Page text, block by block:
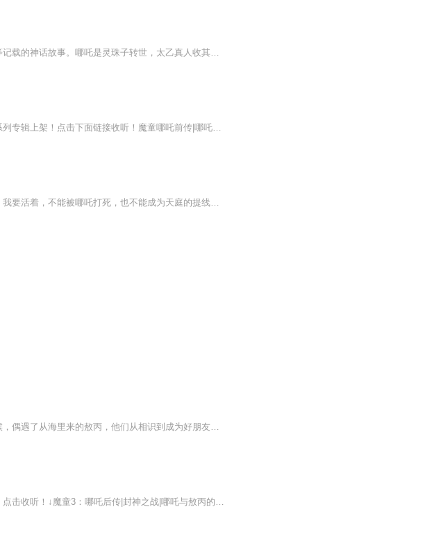
《哪吒闹海》是取自明代神魔小说《封神演义》、《西游记》等记载的神话故事。哪吒是灵珠子转世，太乙真人收其为徒。在对抗龙族激战中打死了龙王三太子敖丙。后来为了不连累父母，他以死谢罪。 后哪吒得太乙真人相助，以莲花重塑身躯。主角哪吒天真勇敢和...
一场天劫意外将哪吒和敖丙送入异世界，新的冒险开始了哪吒系列专辑上架！点击下面链接收听！魔童哪吒前传|哪吒VS敖丙|灵珠与魔丸的来历魔童3：哪吒后传|封神之战|哪吒与敖丙的反抗魔童哪吒4：后封神时代|哪吒与敖丙新的危机哪吒上学记|哪吒大闹天宫小学敖...
【作品介绍】穿越初生的敖丙，不一样的龙族，不一样的洪荒。我要活着，不能被哪吒打死，也不能成为天庭的提线木偶。必须苟，只有苟才是王道！【作者】渭颉宏途【购买须知】1、本作品为付费有声书，前111集为免费试听，购买成功后，即可收听，可下载重复收...
【故事大纲】阳光明媚的陈塘关，活泼的哪吒在海边玩耍的时候，偶遇了从海里来的敖丙，他们从相识到成为好朋友，虽然有时候会遇到波折，有时候也会吵架，但是他们的友谊却越来越深，他们一起玩游戏，一起冒险，一起面对各种各样的考验。我们一起来听听哪吒...
哪吒与敖丙的身世之谜，魔丸与灵珠的起源哪吒系列专辑上架，点击收听！↓魔童3：哪吒后传|封神之战|哪吒与敖丙的反抗哪吒4|哪吒与敖丙的危机|后封神时代来临哪吒上学记：哪吒大闹天宫小学哪吒外传：天劫过后I哪吒敖丙异世界归来|脑洞封神敖光传|少年敖光|...